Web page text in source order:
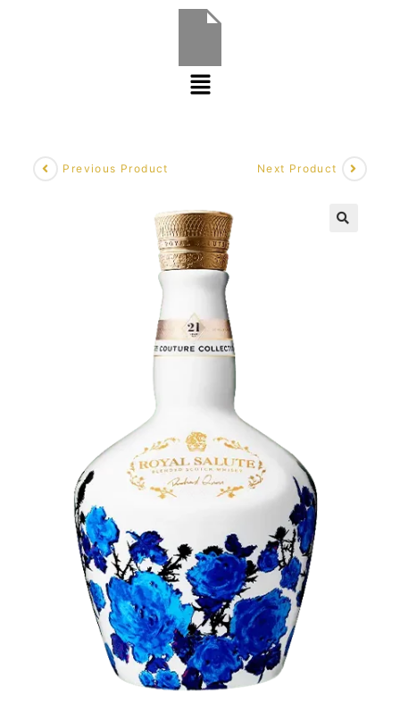
Previous Product Next Product